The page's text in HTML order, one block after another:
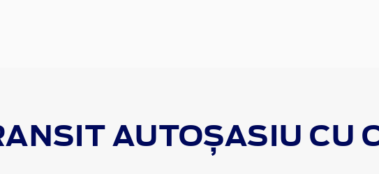
AUTOȘASIU CU